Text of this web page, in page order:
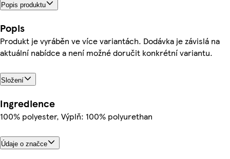
Popis produktu
Popis
Produkt je vyráběn ve více variantách. Dodávka je závislá na
aktuální nabídce a není možné doručit konkrétní variantu.
Složení
Ingredience
100% polyester, Výplň: 100% polyurethan
Údaje o značce